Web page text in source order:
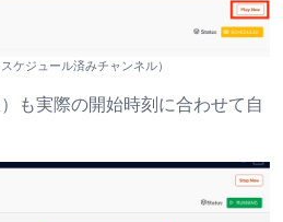
ケジュール済みチャンネル）
も実際の開始時刻に合わせて自